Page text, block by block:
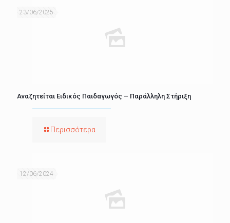
23/06/2025
Αναζητείται Ειδικός Παιδαγωγός – Παράλληλη Στήριξη
Περισσότερα
12/06/2024